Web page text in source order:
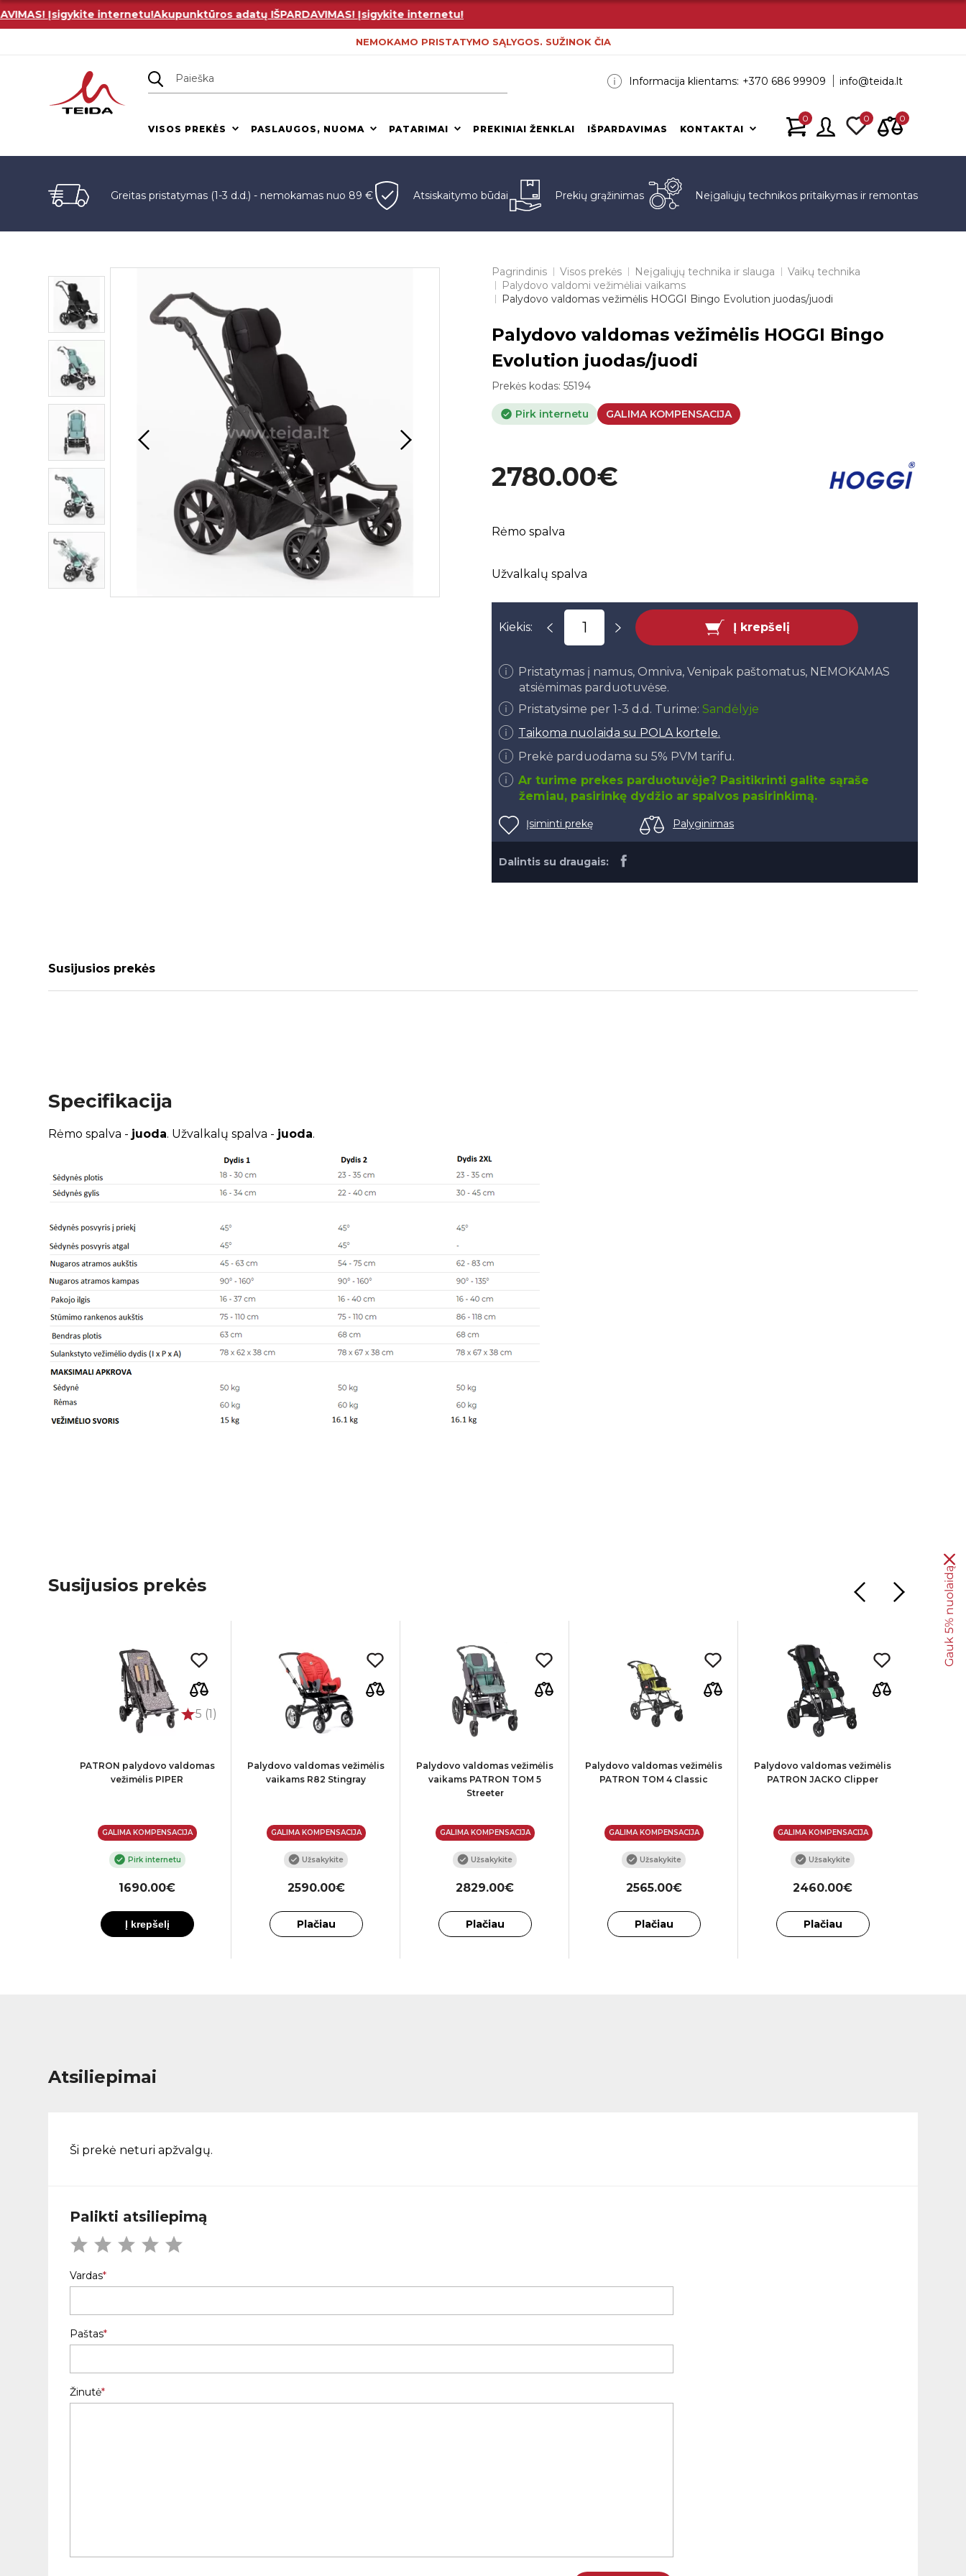
Įsigykite internetu!Akupunktūros adatų IŠPARDAVIMAS! Įsigykite internetu!
NEMOKAMO PRISTATYMO SĄLYGOS. SUŽINOK ČIA
Informacija klientams: +370 686 99909 info@teida.lt
VISOS PREKĖS PASLAUGOS, NUOMA PATARIMAI PREKINIAI ŽENKLAI IŠPARDAVIMAS KONTAKTAI
0 0 0
Greitas pristatymas (1-3 d.d.) - nemokamas nuo 89 € Atsiskaitymo būdai Prekių grąžinimas Neįgaliųjų technikos pritaikymas ir remontas
Pagrindinis Visos prekės Neįgaliųjų technika ir slauga
Vaikų technika
Palydovo valdomi vežimėliai vaikams
Palydovo valdomas vežimėlis HOGGI Bingo Evolution juodas/juodi
Palydovo valdomas vežimėlis HOGGI Bingo
Evolution juodas/juodi
Prekės kodas:55194
Pirk internetu GALIMA KOMPENSACIJA
2780.00€
Rėmo spalva
Užvalkalų spalva
Kiekis: Į krepšelį
Pristatymas į namus, Omniva, Venipak paštomatus, NEMOKAMAS
atsiėmimas parduotuvėse.
Pristatysime per 1-3 d.d. Turime:Sandėlyje
Taikoma nuolaida su POLA kortele.
Prekė parduodama su 5% PVM tarifu.
Ar turime prekes parduotuvėje? Pasitikrinti galite sąraše
žemiau, pasirinkę dydžio ar spalvos pasirinkimą.
Įsiminti prekę Palyginimas
Dalintis su draugais:
Susijusios prekės
Specifikacija
Rėmo spalva - juoda. Užvalkalų spalva - juoda.
Susijusios prekės
PATRON palydovo valdomas
vežimėlis PIPER
GALIMA KOMPENSACIJA
Pirk internetu
1690.00€
Į krepšelį
5 (1)
Palydovo valdomas vežimėlis
vaikams R82 Stingray
GALIMA KOMPENSACIJA
Užsakykite
2590.00€
Plačiau
Palydovo valdomas vežimėlis
vaikams PATRON TOM 5
Streeter
GALIMA KOMPENSACIJA
Užsakykite
2829.00€
Plačiau
Palydovo valdomas vežimėlis
PATRON TOM 4 Classic
GALIMA KOMPENSACIJA
Užsakykite
2565.00€
Plačiau
Palydovo valdomas vežimėlis
PATRON JACKO Clipper
GALIMA KOMPENSACIJA
Užsakykite
2460.00€
Plačiau
Atsiliepimai
Ši prekė neturi apžvalgų.
Palikti atsiliepimą
Vardas
Paštas
Žinutė
Gauk 5% nuolaidą